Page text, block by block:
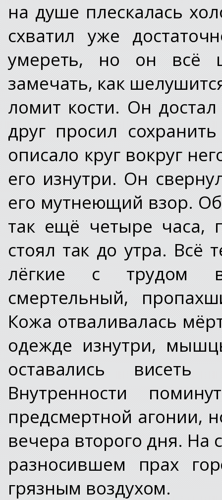
на душе плескалась
схватил уже
умереть, но он всё
замечать, как
ломит кости. Он
друг просил
описало круг вокруг
его изнутри. Он
его мутнеющий взор.
так ещё четыре часа,
стоял так до утра. Всё
лёгкие с трудом
смертельный,
Кожа отваливалась
одежде изнутри,
оставались
Внутренности
предсмертной агонии,
вечера второго дня.
разносившем прах
грязным воздухом.